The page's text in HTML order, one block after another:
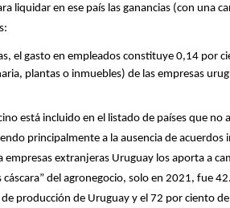
liquidar en ese país las ganancias (con una
el gasto en empleados constituye 0,14 por
plantas o inmuebles) de las empresas
está incluido en el listado de países que
principalmente a la ausencia de acuerdos
extranjeras Uruguay los aporta a
del agronegocio, solo en 2021, fue
producción de Uruguay y el 72 por ciento de